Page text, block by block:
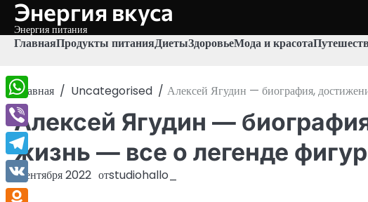
Перейти
содержимому
Энергия вкуса
Энергия питания
ГлавнаяПродукты питанияДиетыЗдоровьеМода и красота
Главная Uncategorised Алексей Ягудин — биография,
Алексей Ягудин —
жизнь — все о легенде
1 сентября 2022 отstudiohallo_
WhatsApp
Viber
Telegram
VK